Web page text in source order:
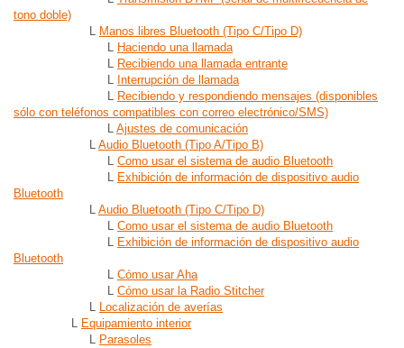
tono doble)
L Manos libres Bluetooth (Tipo C/Tipo D)
L Haciendo una llamada
L Recibiendo una llamada entrante
L Interrupción de llamada
L Recibiendo y respondiendo mensajes (disponibles
sólo con teléfonos compatibles con correo electrónico/SMS)
L Ajustes de comunicación
L Audio Bluetooth (Tipo A/Tipo B)
L Como usar el sistema de audio Bluetooth
L Exhibición de información de dispositivo audio
Bluetooth
L Audio Bluetooth (Tipo C/Tipo D)
L Como usar el sistema de audio Bluetooth
L Exhibición de información de dispositivo audio
Bluetooth
L Cómo usar Aha
L Cómo usar la Radio Stitcher
L Localización de averías
L Equipamiento interior
L Parasoles